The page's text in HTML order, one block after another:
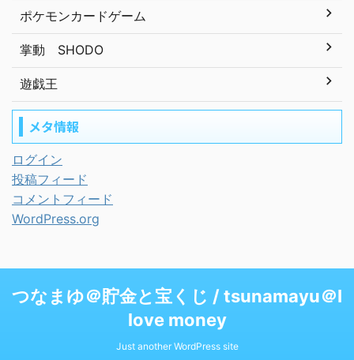
ポケモンカードゲーム
掌動 SHODO
遊戯王
メタ情報
ログイン
投稿フィード
コメントフィード
WordPress.org
つなまゆ＠貯金と宝くじ / tsunamayu＠I
love money
Just another WordPress site